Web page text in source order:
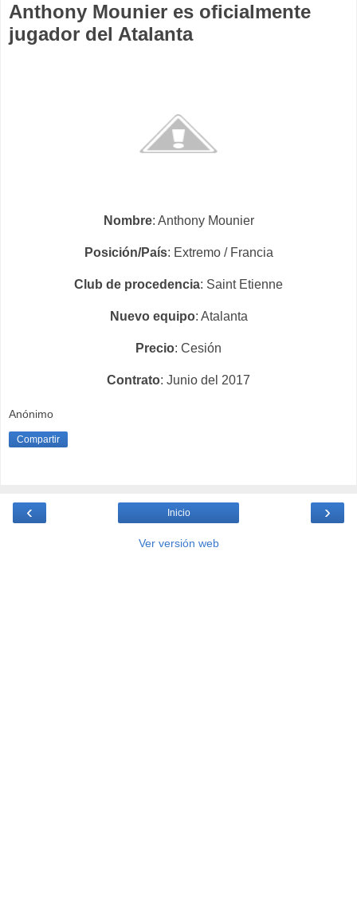
Anthony Mounier es oficialmente
jugador del Atalanta
Nombre: Anthony Mounier
Posición/País: Extremo / Francia
Club de procedencia: Saint Etienne
Nuevo equipo: Atalanta
Precio: Cesión
Contrato: Junio del 2017
Anónimo
Compartir
‹ ›
Inicio
Ver versión web